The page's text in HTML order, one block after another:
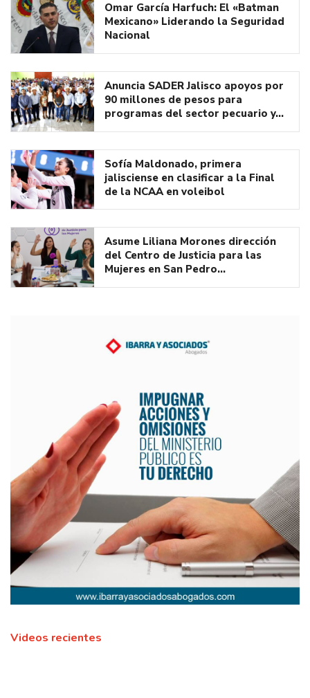
Omar García Harfuch: El «Batman
Mexicano» Liderando la Seguridad
Nacional
Anuncia SADER Jalisco apoyos por
90 millones de pesos para
programas del sector pecuario y…
Sofía Maldonado, primera
jalisciense en clasificar a la Final
de la NCAA en voleibol
Asume Liliana Morones dirección
del Centro de Justicia para las
Mujeres en San Pedro…
Videos recientes